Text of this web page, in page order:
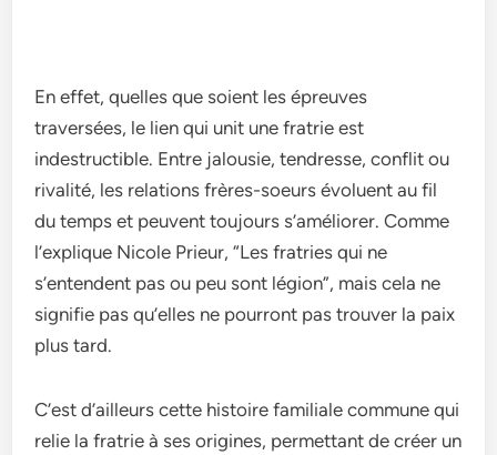
En effet, quelles que soient les épreuves
traversées, le lien qui unit une fratrie est
indestructible. Entre jalousie, tendresse, conflit ou
rivalité, les relations frères-soeurs évoluent au fil
du temps et peuvent toujours s’améliorer. Comme
l’explique Nicole Prieur, “Les fratries qui ne
s’entendent pas ou peu sont légion”, mais cela ne
signifie pas qu’elles ne pourront pas trouver la paix
plus tard.
C’est d’ailleurs cette histoire familiale commune qui
relie la fratrie à ses origines, permettant de créer un